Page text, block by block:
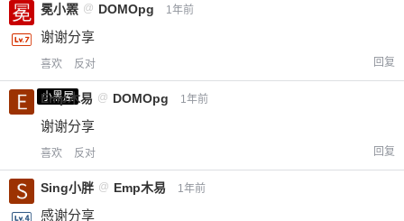
冕小罴 @ DOMOpg 1年前
谢谢分享
喜欢 反对 回复
小黑屋
Emp木易 @ DOMOpg 1年前
谢谢分享
喜欢 反对 回复
Sing小胖 @ Emp木易 1年前
感谢分享